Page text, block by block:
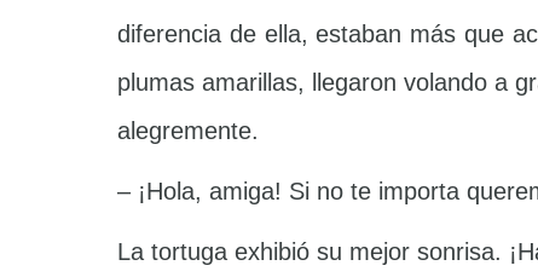
diferencia de ella, estaban más que
plumas amarillas, llegaron volando a
alegremente.
– ¡Hola, amiga! Si no te importa
La tortuga exhibió su mejor sonrisa.